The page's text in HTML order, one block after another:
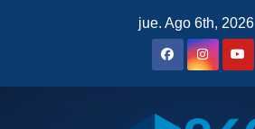
jue. Ago 6th, 2026